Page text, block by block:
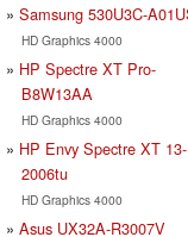
Samsung 530U3C-
HD Graphics 4000
HP Spectre XT Pro-
B8W13AA
HD Graphics 4000
HP Envy Spectre XT 13-
2006tu
HD Graphics 4000
Asus UX32A-R3007V